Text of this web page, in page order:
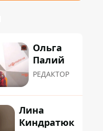
Ольга
Палий
РЕДАКТОР
Лина
Киндратюк